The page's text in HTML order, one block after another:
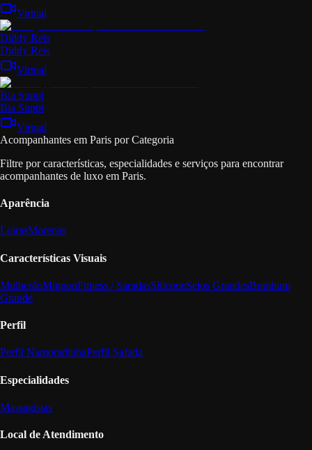
Virtual
Diddy Reis
Diddy Reis
Virtual
Bia Suppi
Bia Suppi
Virtual
Acompanhantes em Paris por Categoria
Filtre por características, especialidades e serviços para encontrar
acompanhantes de luxo em Paris.
Aparência
LoirasMorenas
Características Visuais
MulherãoMignonFitness / SaradasSiliconeSeios GrandesBumbum
Grande
Perfil
Perfil NamoradinhaPerfil Safada
Especialidades
Massagistas
Local de Atendimento